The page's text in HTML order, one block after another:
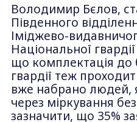
Володимир Бєлов,
Південного
Іміджево-
Національної
що комплектація до
гвардії теж
вже набрано людей,
через міркування
зазначити, що 35%